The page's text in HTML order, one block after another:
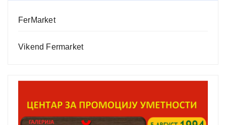
FerMarket
Vikend Fermarket